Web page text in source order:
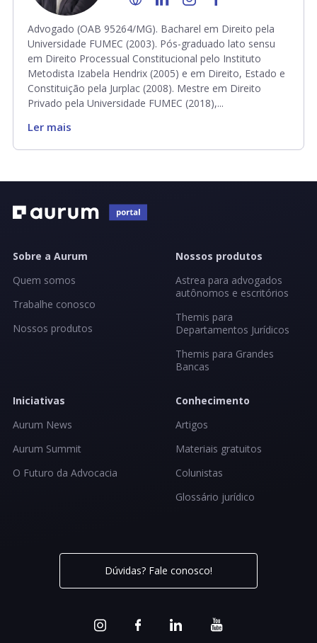
Advogado (OAB 95264/MG). Bacharel em Direito pela
Universidade FUMEC (2003). Pós-graduado lato sensu
em Direito Processual Constitucional pelo Instituto
Metodista Izabela Hendrix (2005) e em Direito, Estado e
Constituição pela Jurplac (2008). Mestre em Direito
Privado pela Universidade FUMEC (2018),...
Ler mais
Sobre a Aurum
Quem somos
Trabalhe conosco
Nossos produtos
Nossos produtos
Astrea para advogados
autônomos e escritórios
Themis para
Departamentos Jurídicos
Themis para Grandes
Bancas
Iniciativas
Aurum News
Aurum Summit
O Futuro da Advocacia
Conhecimento
Artigos
Materiais gratuitos
Colunistas
Glossário jurídico
Dúvidas? Fale conosco!